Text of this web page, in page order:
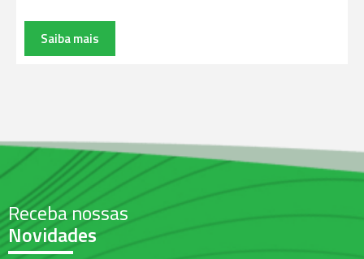
Saiba mais
Receba nossas
Novidades